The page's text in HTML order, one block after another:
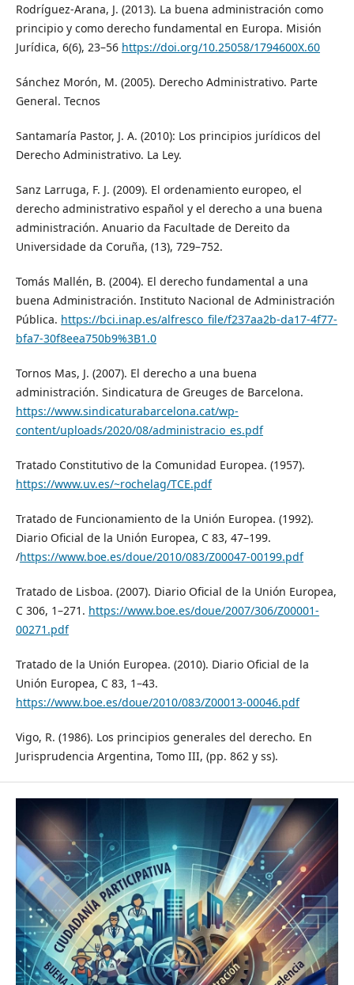
Rodríguez-Arana, J. (2013). La buena administración como
principio y como derecho fundamental en Europa. Misión
Jurídica, 6(6), 23–56 https://doi.org/10.25058/1794600X.60
Sánchez Morón, M. (2005). Derecho Administrativo. Parte
General. Tecnos
Santamaría Pastor, J. A. (2010): Los principios jurídicos del
Derecho Administrativo. La Ley.
Sanz Larruga, F. J. (2009). El ordenamiento europeo, el
derecho administrativo español y el derecho a una buena
administración. Anuario da Facultade de Dereito da
Universidade da Coruña, (13), 729–752.
Tomás Mallén, B. (2004). El derecho fundamental a una
buena Administración. Instituto Nacional de Administración
Pública. https://bci.inap.es/alfresco_file/f237aa2b-da17-4f77-
bfa7-30f8eea750b9%3B1.0
Tornos Mas, J. (2007). El derecho a una buena
administración. Sindicatura de Greuges de Barcelona.
https://www.sindicaturabarcelona.cat/wp-
content/uploads/2020/08/administracio_es.pdf
Tratado Constitutivo de la Comunidad Europea. (1957).
https://www.uv.es/~rochelag/TCE.pdf
Tratado de Funcionamiento de la Unión Europea. (1992).
Diario Oficial de la Unión Europea, C 83, 47–199.
/https://www.boe.es/doue/2010/083/Z00047-00199.pdf
Tratado de Lisboa. (2007). Diario Oficial de la Unión Europea,
C 306, 1–271. https://www.boe.es/doue/2007/306/Z00001-
00271.pdf
Tratado de la Unión Europea. (2010). Diario Oficial de la
Unión Europea, C 83, 1–43.
https://www.boe.es/doue/2010/083/Z00013-00046.pdf
Vigo, R. (1986). Los principios generales del derecho. En
Jurisprudencia Argentina, Tomo III, (pp. 862 y ss).